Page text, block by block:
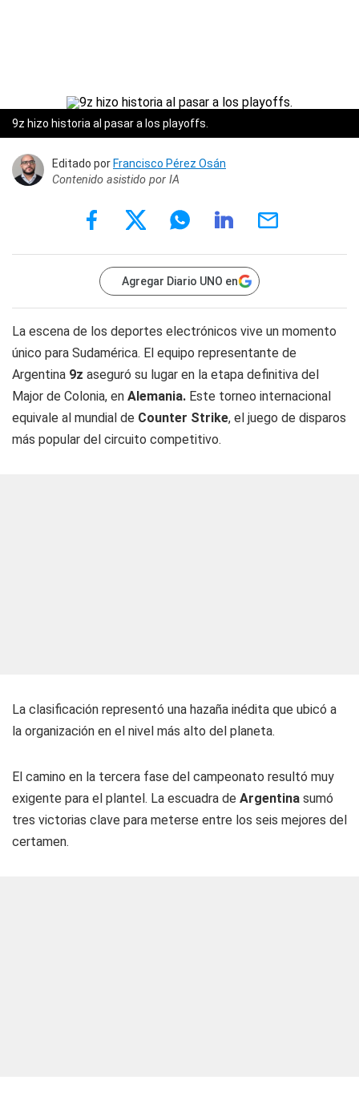
9z hizo historia al pasar a los playoffs.
Editado porFrancisco Pérez Osán
Contenido asistido por IA
Agregar Diario UNO en
La escena de los deportes electrónicos vive un momento
único para Sudamérica. El equipo representante de
Argentina 9z aseguró su lugar en la etapa definitiva del
Major de Colonia, en Alemania. Este torneo internacional
equivale al mundial de Counter Strike, el juego de disparos
más popular del circuito competitivo.
La clasificación representó una hazaña inédita que ubicó a
la organización en el nivel más alto del planeta.
El camino en la tercera fase del campeonato resultó muy
exigente para el plantel. La escuadra de Argentina sumó
tres victorias clave para meterse entre los seis mejores del
certamen.